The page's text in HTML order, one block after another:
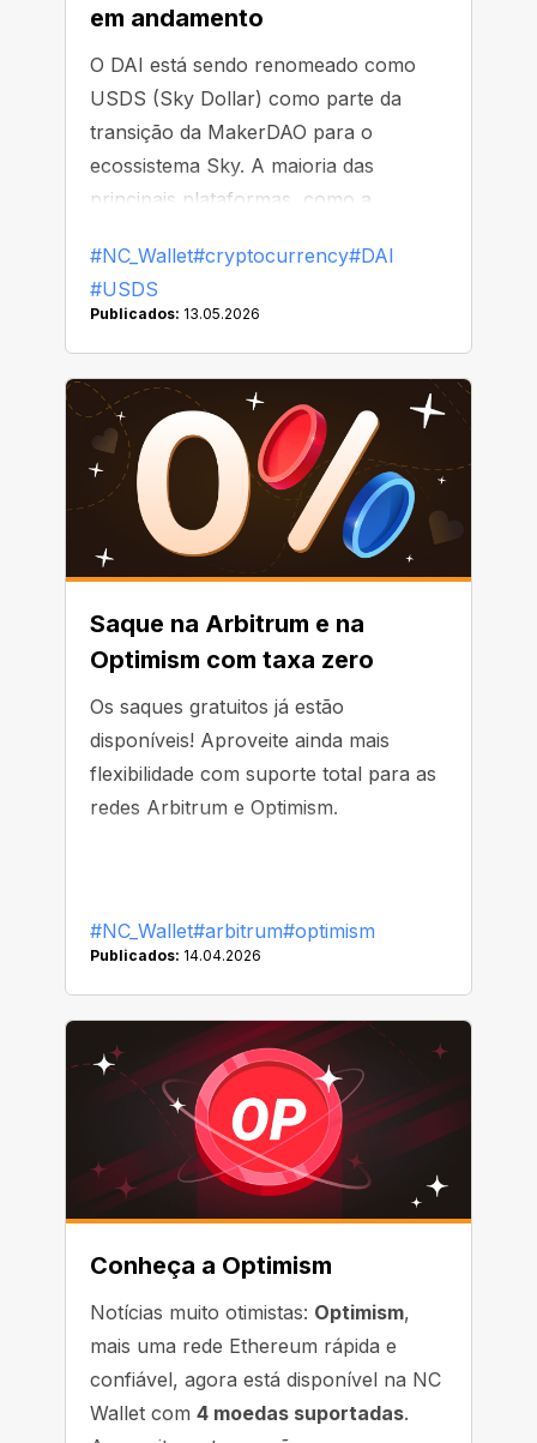
em andamento
O DAI está sendo renomeado como
USDS (Sky Dollar) como parte da
transição da MakerDAO para o
ecossistema Sky. A maioria das
principais plataformas, como a
remover o DAI de suas listas
#NC_Wallet#cryptocurrency#DAI
#USDS
Publicados: 13.05.2026
Saque na Arbitrum e na
Optimism com taxa zero
Os saques gratuitos já estão
disponíveis! Aproveite ainda mais
flexibilidade com suporte total para as
redes Arbitrum e Optimism.
#NC_Wallet#arbitrum#optimism
Publicados: 14.04.2026
Conheça a Optimism
Notícias muito otimistas: Optimism,
mais uma rede Ethereum rápida e
confiável, agora está disponível na NC
Wallet com 4 moedas suportadas.